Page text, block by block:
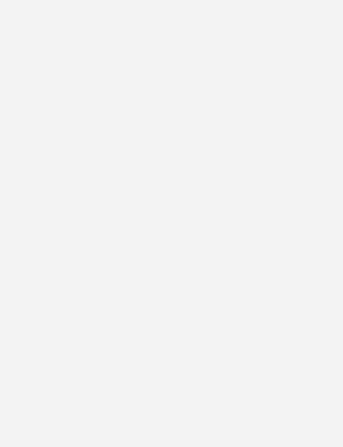
Sein ehrenamtliches Engagement, u.a.
oder am Landgericht Marburg,
Unternehmers, der global denkt, aber
So wundert es auch nicht, dass
Auszeichnungen bedacht wurde:
2011 für das Lebenswerk
Landes Hessen
des Jahres 2016
des Verdienstordens der
IHK.
getroffen